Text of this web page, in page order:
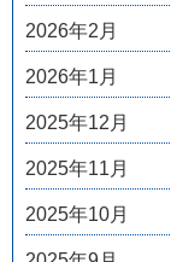
2026年2月
2026年1月
2025年12月
2025年11月
2025年10月